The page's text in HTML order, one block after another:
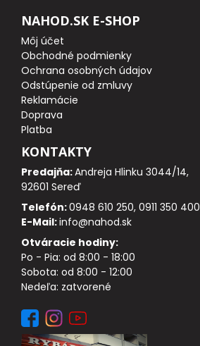
NAHOD.SK E-SHOP
Môj účet
Obchodné podmienky
Ochrana osobných údajov
Odstúpenie od zmluvy
Reklamácie
Doprava
Platba
KONTAKTY
Predajňa:Andreja Hlinku 3044/14,
92601 Sereď
Telefón:0948 610 250, 0911 350 400
E-Mail:info@nahod.sk
Otváracie hodiny:
Po - Pia: od 8:00 - 18:00
Sobota: od 8:00 - 12:00
Nedeľa: zatvorené
CESTOVNÉ PRÚTY
DOPLNKY K PRÚTOM
Udice na dierky
NAVIJAKY
PREDNÁ BRZDA
BAITRUNNER
MULTIPLIKÁTORY
NÁHRADNÉ CIEVKY